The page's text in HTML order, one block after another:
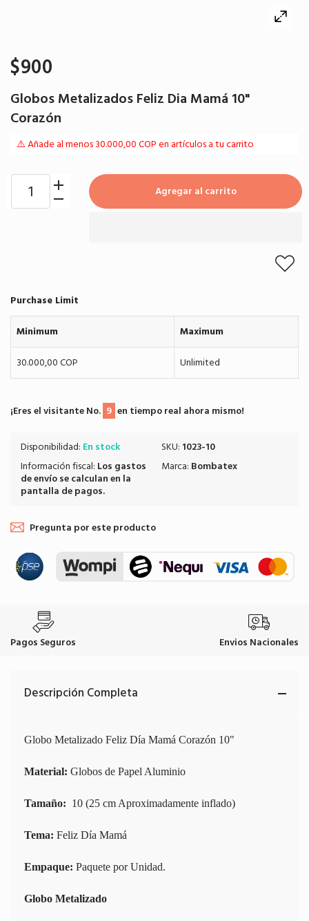
$900
Globos Metalizados Feliz Dia Mamá 10"
Corazón
¡Eres el visitante No. 9 en tiempo real ahora mismo!
Disponibilidad: En stock
Información fiscal: Los gastos
de envíose calculan en la
pantalla de pagos.
SKU: 1023-10
Marca: Bombatex
⚠️ Añade al menos 30.000,00 COP en artículos a tu carrito
Agregar al carrito
Purchase Limit
Minimum
Maximum
30.000,00 COP
Unlimited
Pregunta por este producto
Pagos Seguros Envios Nacionales
Descripción Completa
Globo Metalizado Feliz Día Mamá Corazón 10"
Material: Globos de Papel Aluminio
Tamaño: 10 (25 cm Aproximadamente inflado)
Tema: Feliz Día Mamá
Empaque: Paquete por Unidad.
Globo Metalizado